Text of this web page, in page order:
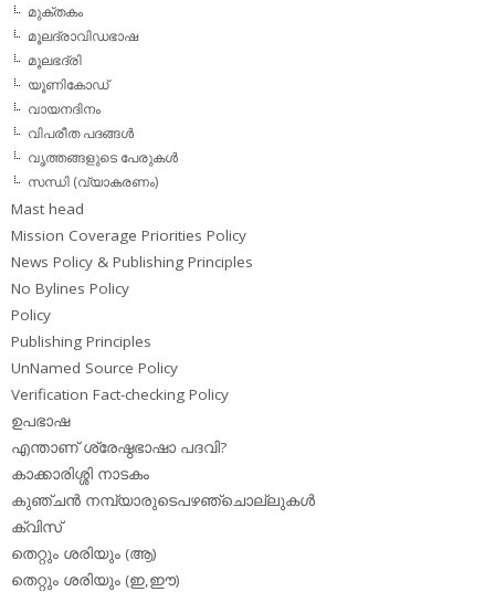
മുക്തകം
മൂലദ്രാവിഡഭാഷ
മൂലഭദ്രി
യൂണികോഡ്
വായനദിനം
വിപരീത പദങ്ങള്‍
വൃത്തങ്ങളുടെ പേരുകള്‍
സന്ധി (വ്യാകരണം)
Mast head
Mission Coverage Priorities Policy
News Policy & Publishing Principles
No Bylines Policy
Policy
Publishing Principles
UnNamed Source Policy
Verification Fact-checking Policy
ഉപഭാഷ
എന്താണ് ശ്രേഷ്ഠഭാഷാ പദവി?
കാക്കാരിശ്ശി നാടകം
കുഞ്ചന്‍ നമ്പ്യാരുടെപഴഞ്ചൊല്ലുകള്‍
ക്വിസ്
തെറ്റും ശരിയും (ആ)
തെറ്റും ശരിയും (ഇ,ഈ)